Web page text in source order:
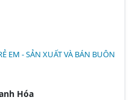
EM - SẢN XUẤT VÀ BÁN BUÔN
Hóa